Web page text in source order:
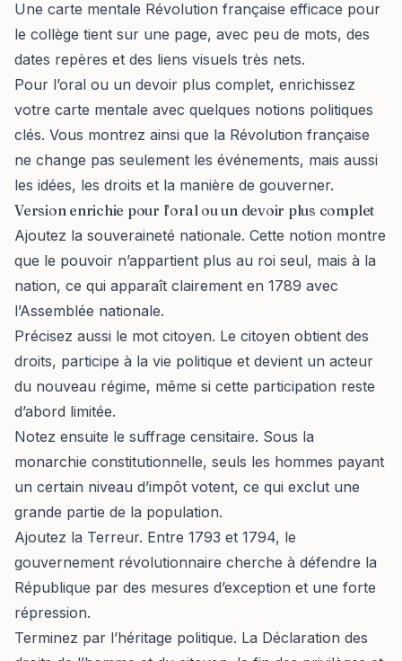
Une carte mentale Révolution française efficace pour
le collège tient sur une page, avec peu de mots, des
dates repères et des liens visuels très nets.
Pour l’oral ou un devoir plus complet, enrichissez
votre carte mentale avec quelques notions politiques
clés. Vous montrez ainsi que la Révolution française
ne change pas seulement les événements, mais aussi
les idées, les droits et la manière de gouverner.
Version enrichie pour l’oral ou un devoir plus complet
Ajoutez la souveraineté nationale. Cette notion montre
que le pouvoir n’appartient plus au roi seul, mais à la
nation, ce qui apparaît clairement en 1789 avec
l’Assemblée nationale.
Précisez aussi le mot citoyen. Le citoyen obtient des
droits, participe à la vie politique et devient un acteur
du nouveau régime, même si cette participation reste
d’abord limitée.
Notez ensuite le suffrage censitaire. Sous la
monarchie constitutionnelle, seuls les hommes payant
un certain niveau d’impôt votent, ce qui exclut une
grande partie de la population.
Ajoutez la Terreur. Entre 1793 et 1794, le
gouvernement révolutionnaire cherche à défendre la
République par des mesures d’exception et une forte
répression.
Terminez par l’héritage politique. La Déclaration des